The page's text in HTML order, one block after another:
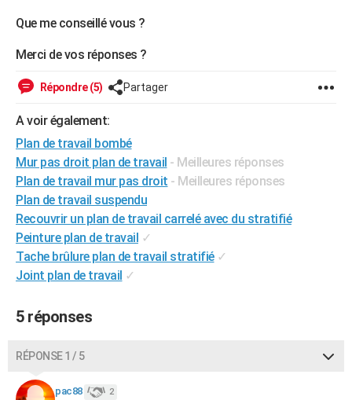
SANTE
Alimentation
Guide de la santé
Maladies
Médicaments
Sommeil
VOYAGE
Destinations
City break
Voyage nature
Voyage de noces
Forum
Climat
PHOTO
GUIDES D'ACHAT
BONS PLANS
CARTE DE VOEUX
Carte de Noël
Carte Bonne année
Carte Saint-Valentin
Carte Pâques
Carte d'anniversaire
DICTIONNAIRE
Dictionnaire
Biographies
Citations
Expressions
Proverbes
PROGRAMME TV
COPAINS D'AVANT
Que me conseillé vous ?
Merci de vos réponses ?
Répondre (5) Partager
A voir également:
Plan de travail bombé
Mur pas droit plan de travail - Meilleures réponses
Plan de travail mur pas droit - Meilleures réponses
Plan de travail suspendu
Recouvrir un plan de travail carrelé avec du stratifié
Peinture plan de travail ✓
Tache brûlure plan de travail stratifié ✓
Joint plan de travail ✓
5 réponses
RÉPONSE 1 / 5
pac88 2